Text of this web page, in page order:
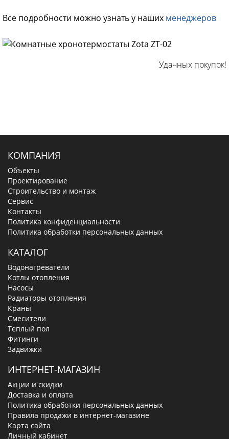
Все подробности можно узнать у наших менеджеров
Удачных покупок!
КОМПАНИЯ
Объекты
Проектирование
Строительство и монтаж
Сервис
Контакты
Политика конфиденциальности
Политика обработки персональных данных
КАТАЛОГ
Водонагреватели
Котлы отопления
Насосы
Радиаторы отопления
Краны
Смесители
Теплый пол
Фитинги
Задвижки
ИНТЕРНЕТ-МАГАЗИН
Акции и скидки
Доставка и оплата
Политика обработки персональных данных
Правила продажи в интернет-магазине
Карта сайта
Личный кабинет